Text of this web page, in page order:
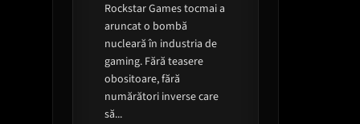
Rockstar Games tocmai a
aruncat o bombă
nucleară în industria de
gaming. Fără teasere
obositoare, fără
numărători inverse care
să...